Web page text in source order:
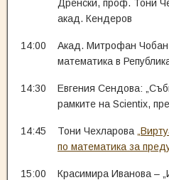
Дренски, проф. Тони
акад. Кендеров
14:00
Акад. Митрофан Чобан
математика в
14:30
Евгения Сендова:
рамките на Scientix,
14:45 Тони Чехларова
по математика за
15:00
Красимира Иванова –